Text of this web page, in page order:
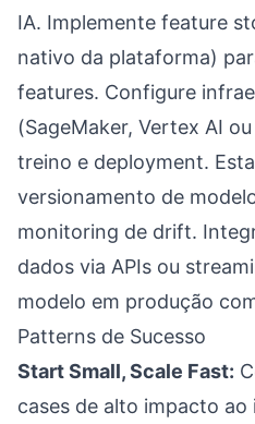
IA. Implemente feature
nativo da plataforma)
features. Configure
(SageMaker, Vertex AI
treino e deployment.
versionamento de
monitoring de drift.
dados via APIs ou
modelo em produção
Patterns de Sucesso
Start Small, Scale Fast:
cases de alto impacto ao